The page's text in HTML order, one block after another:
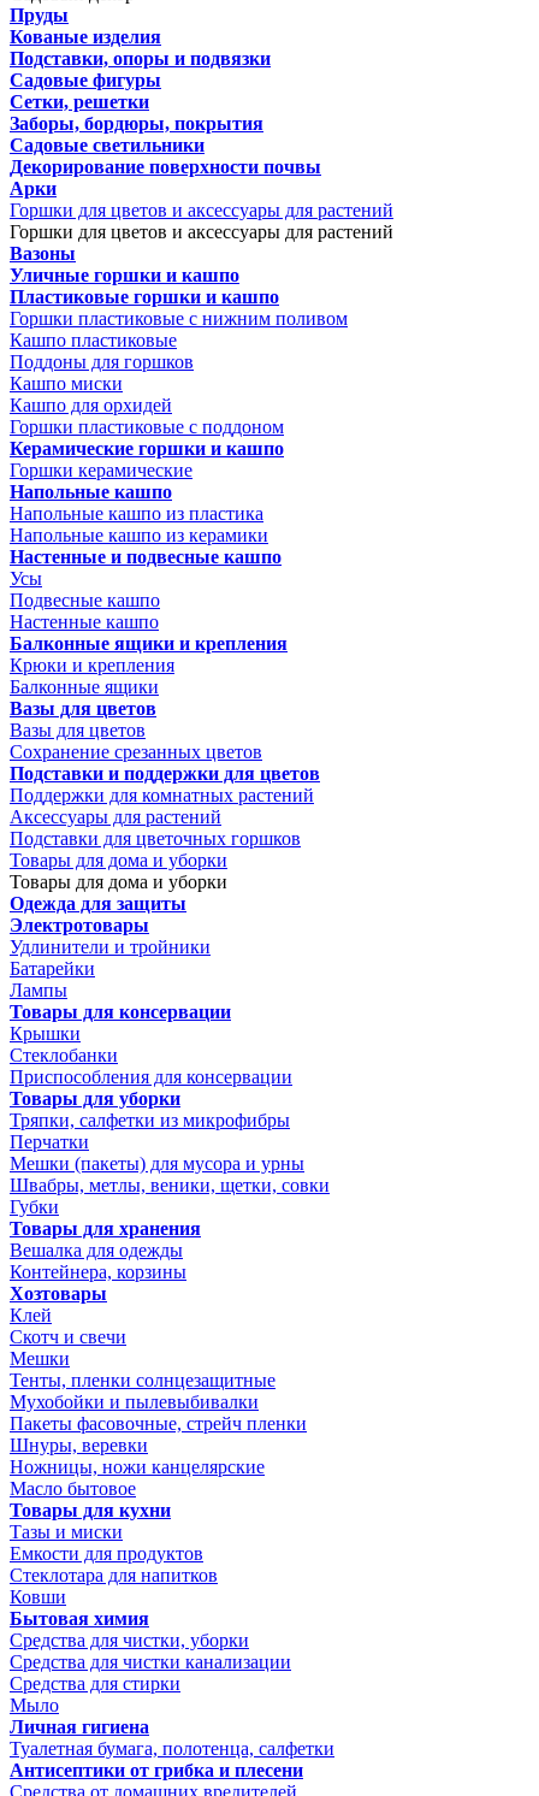
Пруды
Кованые изделия
Подставки, опоры и подвязки
Садовые фигуры
Сетки, решетки
Заборы, бордюры, покрытия
Садовые светильники
Декорирование поверхности почвы
Арки
Горшки для цветов и аксессуары для растений
Горшки для цветов и аксессуары для растений
Вазоны
Уличные горшки и кашпо
Пластиковые горшки и кашпо
Горшки пластиковые с нижним поливом
Кашпо пластиковые
Поддоны для горшков
Кашпо миски
Кашпо для орхидей
Горшки пластиковые с поддоном
Керамические горшки и кашпо
Горшки керамические
Напольные кашпо
Напольные кашпо из пластика
Напольные кашпо из керамики
Настенные и подвесные кашпо
Усы
Подвесные кашпо
Настенные кашпо
Балконные ящики и крепления
Крюки и крепления
Балконные ящики
Вазы для цветов
Вазы для цветов
Сохранение срезанных цветов
Подставки и поддержки для цветов
Поддержки для комнатных растений
Аксессуары для растений
Подставки для цветочных горшков
Товары для дома и уборки
Товары для дома и уборки
Одежда для защиты
Электротовары
Удлинители и тройники
Батарейки
Лампы
Товары для консервации
Крышки
Стеклобанки
Приспособления для консервации
Товары для уборки
Тряпки, салфетки из микрофибры
Перчатки
Мешки (пакеты) для мусора и урны
Швабры, метлы, веники, щетки, совки
Губки
Товары для хранения
Вешалка для одежды
Контейнера, корзины
Хозтовары
Клей
Скотч и свечи
Мешки
Тенты, пленки солнцезащитные
Мухобойки и пылевыбивалки
Пакеты фасовочные, стрейч пленки
Шнуры, веревки
Ножницы, ножи канцелярские
Масло бытовое
Товары для кухни
Тазы и миски
Емкости для продуктов
Стеклотара для напитков
Ковши
Бытовая химия
Средства для чистки, уборки
Средства для чистки канализации
Средства для стирки
Мыло
Личная гигиена
Туалетная бумага, полотенца, салфетки
Антисептики от грибка и плесени
Средства от домашних вредителей